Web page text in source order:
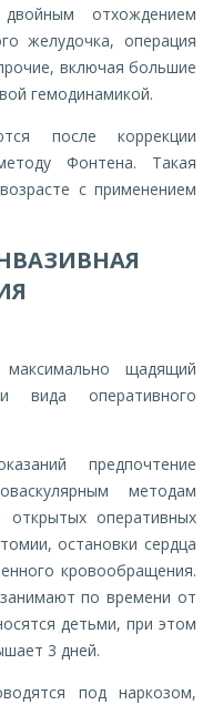
отхождением
желудочка, операция
включая большие
гемодинамикой.
после коррекции
Фонтена. Такая
с применением
щадящий
оперативного
предпочтение
методам
оперативных
остановки сердца
кровообращения.
по времени от
детьми, при этом
3 дней.
под наркозом,